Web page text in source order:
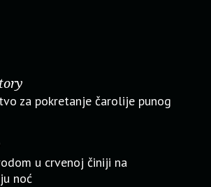
za pokretanje čarolije punog
u crvenoj činiji na
noć